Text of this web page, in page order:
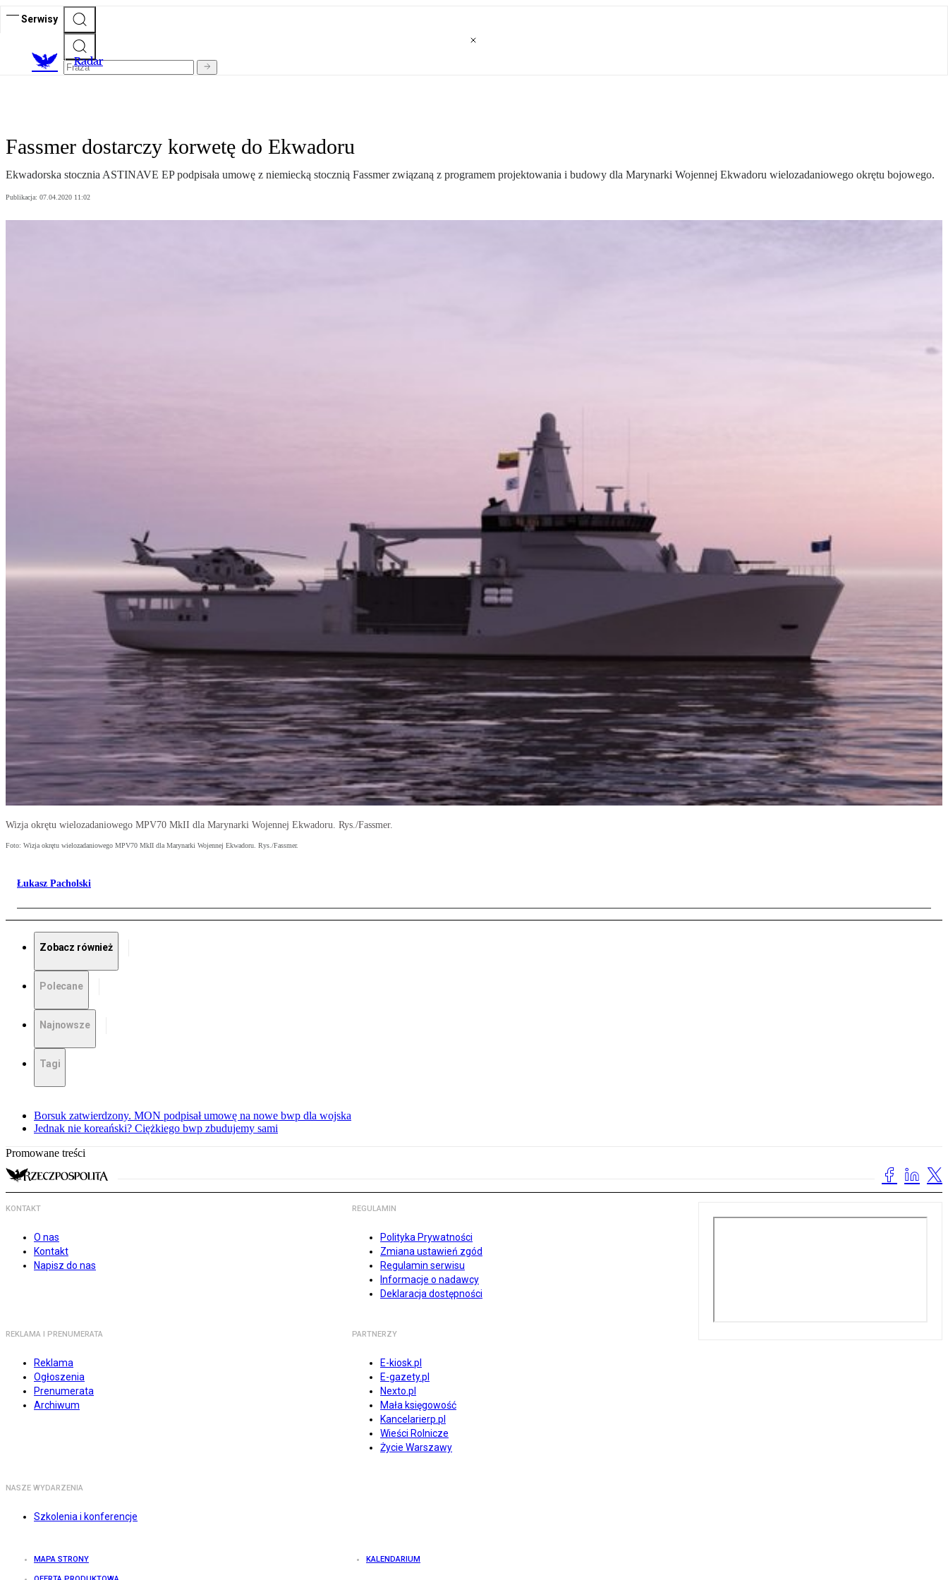
Serwisy
Radar
Fassmer dostarczy korwetę do Ekwadoru
Ekwadorska stocznia ASTINAVE EP podpisała umowę z niemiecką stocznią Fassmer związaną z programem projektowania i budowy dla Marynarki Wojennej Ekwadoru wielozadaniowego okrętu bojowego.
Publikacja: 07.04.2020 11:02
Wizja okrętu wielozadaniowego MPV70 MkII dla Marynarki Wojennej Ekwadoru. Rys./Fassmer.
Foto: Wizja okrętu wielozadaniowego MPV70 MkII dla Marynarki Wojennej Ekwadoru. Rys./Fassmer.
Łukasz Pacholski
Zobacz również
Polecane
Najnowsze
Tagi
Borsuk zatwierdzony. MON podpisał umowę na nowe bwp dla wojska
Jednak nie koreański? Ciężkiego bwp zbudujemy sami
Promowane treści
KONTAKT
O nas
Kontakt
Napisz do nas
REGULAMIN
Polityka Prywatności
Zmiana ustawień zgód
Regulamin serwisu
Informacje o nadawcy
Deklaracja dostępności
REKLAMA I PRENUMERATA
Reklama
Ogłoszenia
Prenumerata
Archiwum
PARTNERZY
E-kiosk.pl
E-gazety.pl
Nexto.pl
Mała księgowość
Kancelarierp.pl
Wieści Rolnicze
Życie Warszawy
NASZE WYDARZENIA
Szkolenia i konferencje
MAPA STRONY KALENDARIUM